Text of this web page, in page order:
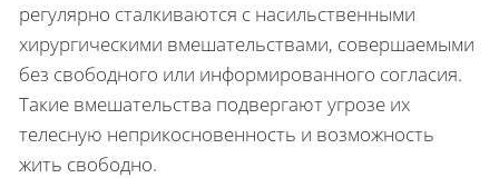
регулярно сталкиваются с насильственными
хирургическими вмешательствами, совершаемыми
без свободного или информированного согласия.
Такие вмешательства подвергают угрозе их
телесную неприкосновенность и возможность
жить свободно.